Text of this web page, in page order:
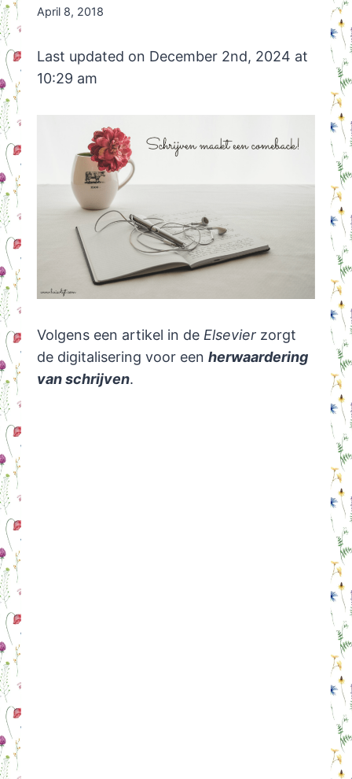
By
April 8, 2018
Last updated on December 2nd, 2024 at
10:29 am
Volgens een artikel in de Elsevierzorgt
de digitalisering voor een herwaardering
van schrijven.